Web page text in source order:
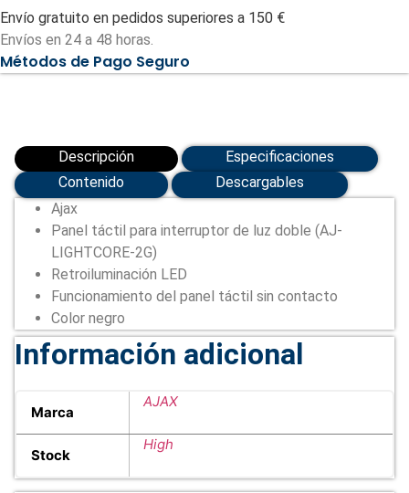
doble
-
Compatibilidad
con
AJ-
2G-
cantidad
Envío gratuito en pedidos superiores a 150 €
Envíos en 24 a 48 horas.
Métodos de Pago Seguro
Descripción
Especificaciones
Contenido
Descargables
Ajax
Panel táctil para interruptor de luz doble (AJ-
LIGHTCORE-2G)
Retroiluminación LED
Funcionamiento del panel táctil sin contacto
Color negro
Información adicional
Marca
AJAX
Stock
High